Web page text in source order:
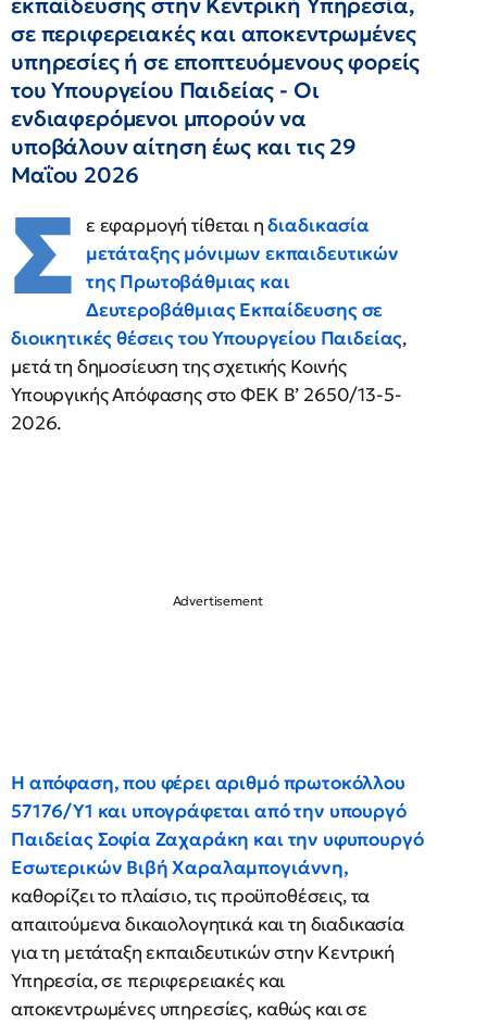
σε περιφερειακές και αποκεντρωμένες
υπηρεσίες ή σε εποπτευόμενους φορείς
του Υπουργείου Παιδείας - Οι
ενδιαφερόμενοι μπορούν να
υποβάλουν αίτηση έως και τις 29
Μαΐου 2026
Σ ε εφαρμογή τίθεται ηδιαδικασία
μετάταξης μόνιμων εκπαιδευτικών
της Πρωτοβάθμιας και
Δευτεροβάθμιας Εκπαίδευσης σε
διοικητικές θέσεις του Υπουργείου Παιδείας,
μετά τη δημοσίευση της σχετικής Κοινής
Υπουργικής Απόφασης στο ΦΕΚ Β’ 2650/13-5-
2026.
Η απόφαση, που φέρει αριθμό πρωτοκόλλου
57176/Υ1 και υπογράφεται από την υπουργό
Παιδείας Σοφία Ζαχαράκη και την υφυπουργό
Εσωτερικών Βιβή Χαραλαμπογιάννη,
καθορίζει το πλαίσιο, τις προϋποθέσεις, τα
απαιτούμενα δικαιολογητικά και τη διαδικασία
για τη μετάταξη εκπαιδευτικών στην Κεντρική
Υπηρεσία, σε περιφερειακές και
αποκεντρωμένες υπηρεσίες, καθώς και σε